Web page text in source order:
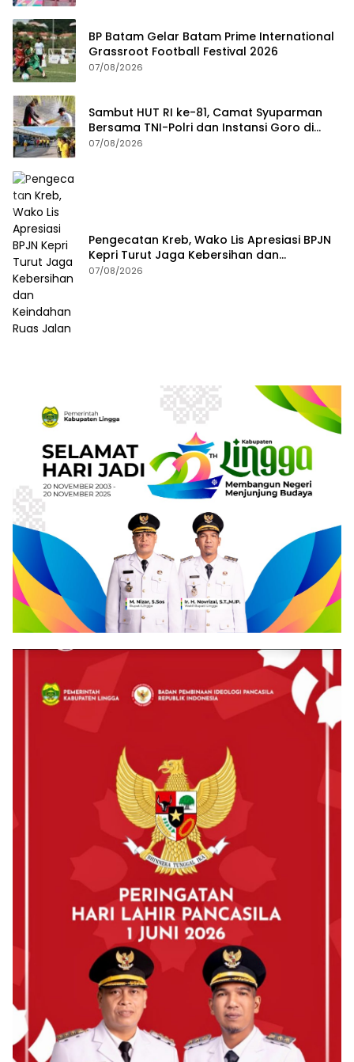
BP Batam Gelar Batam Prime International
Grassroot Football Festival 2026
07/08/2026
Sambut HUT RI ke-81, Camat Syuparman
Bersama TNI-Polri dan Instansi Goro di
Pantai Piwang
07/08/2026
Pengecatan Kreb, Wako Lis Apresiasi BPJN
Kepri Turut Jaga Kebersihan dan
Keindahan Ruas Jalan
07/08/2026